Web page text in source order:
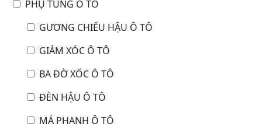
PHỤ TÙNG Ô TÔ
GƯƠNG CHIẾU HẬU Ô TÔ
GIẢM XÓC Ô TÔ
BA ĐỜ XỐC Ô TÔ
ĐÈN HẬU Ô TÔ
MÁ PHANH Ô TÔ